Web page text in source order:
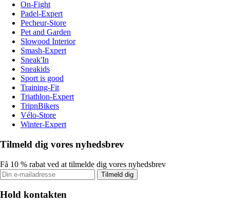
On-Fight
Padel-Expert
Pecheur-Store
Pet and Garden
Slowood Interior
Smash-Expert
Sneak'In
Sneakids
Sport is good
Training-Fit
Triathlon-Expert
TripnBikers
Vélo-Store
Winter-Expert
Tilmeld dig vores nyhedsbrev
Få 10 % rabat ved at tilmelde dig vores nyhedsbrev
Tilmeld dig
Hold kontakten